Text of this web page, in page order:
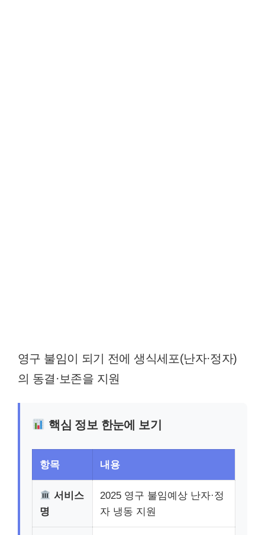
영구 불임이 되기 전에 생식세포(난자·정자)
의 동결·보존을 지원
핵심 정보 한눈에 보기
항목 내용
서비스
명
2025 영구 불임예상 난자·정
자 냉동 지원